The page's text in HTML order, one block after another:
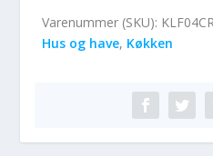
Varenummer (SKU):
Hus og have, Køkken